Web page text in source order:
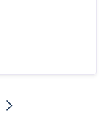
Pagina successiva